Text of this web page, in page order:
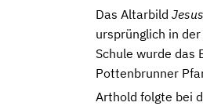
Das Altarbild
ursprünglich in
Schule wurde das
Pottenbrunner
Arthold folgte bei